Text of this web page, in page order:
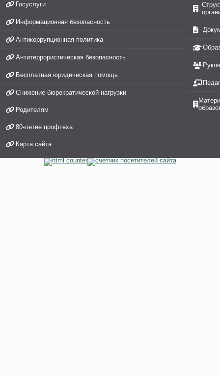
Госуслуги
Информационная безопасность
Антикоррупционная политика
Антитеррористическая безопасность
Бесплатная юридическая помощь
Снижение бюрократической нагрузки
Родителям
80-летие профтеха
Карта сайта